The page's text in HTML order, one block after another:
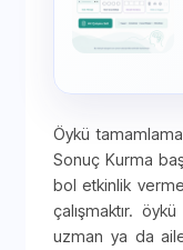
Öykü
Sonuç Kurma
bol etkinlik
çalışmaktır.
uzman ya da